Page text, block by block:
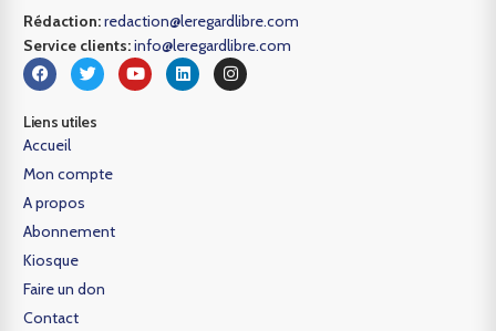
Rédaction:redaction@leregardlibre.com
Service clients:info@leregardlibre.com
Liens utiles
Accueil
Mon compte
A propos
Abonnement
Kiosque
Faire un don
Contact